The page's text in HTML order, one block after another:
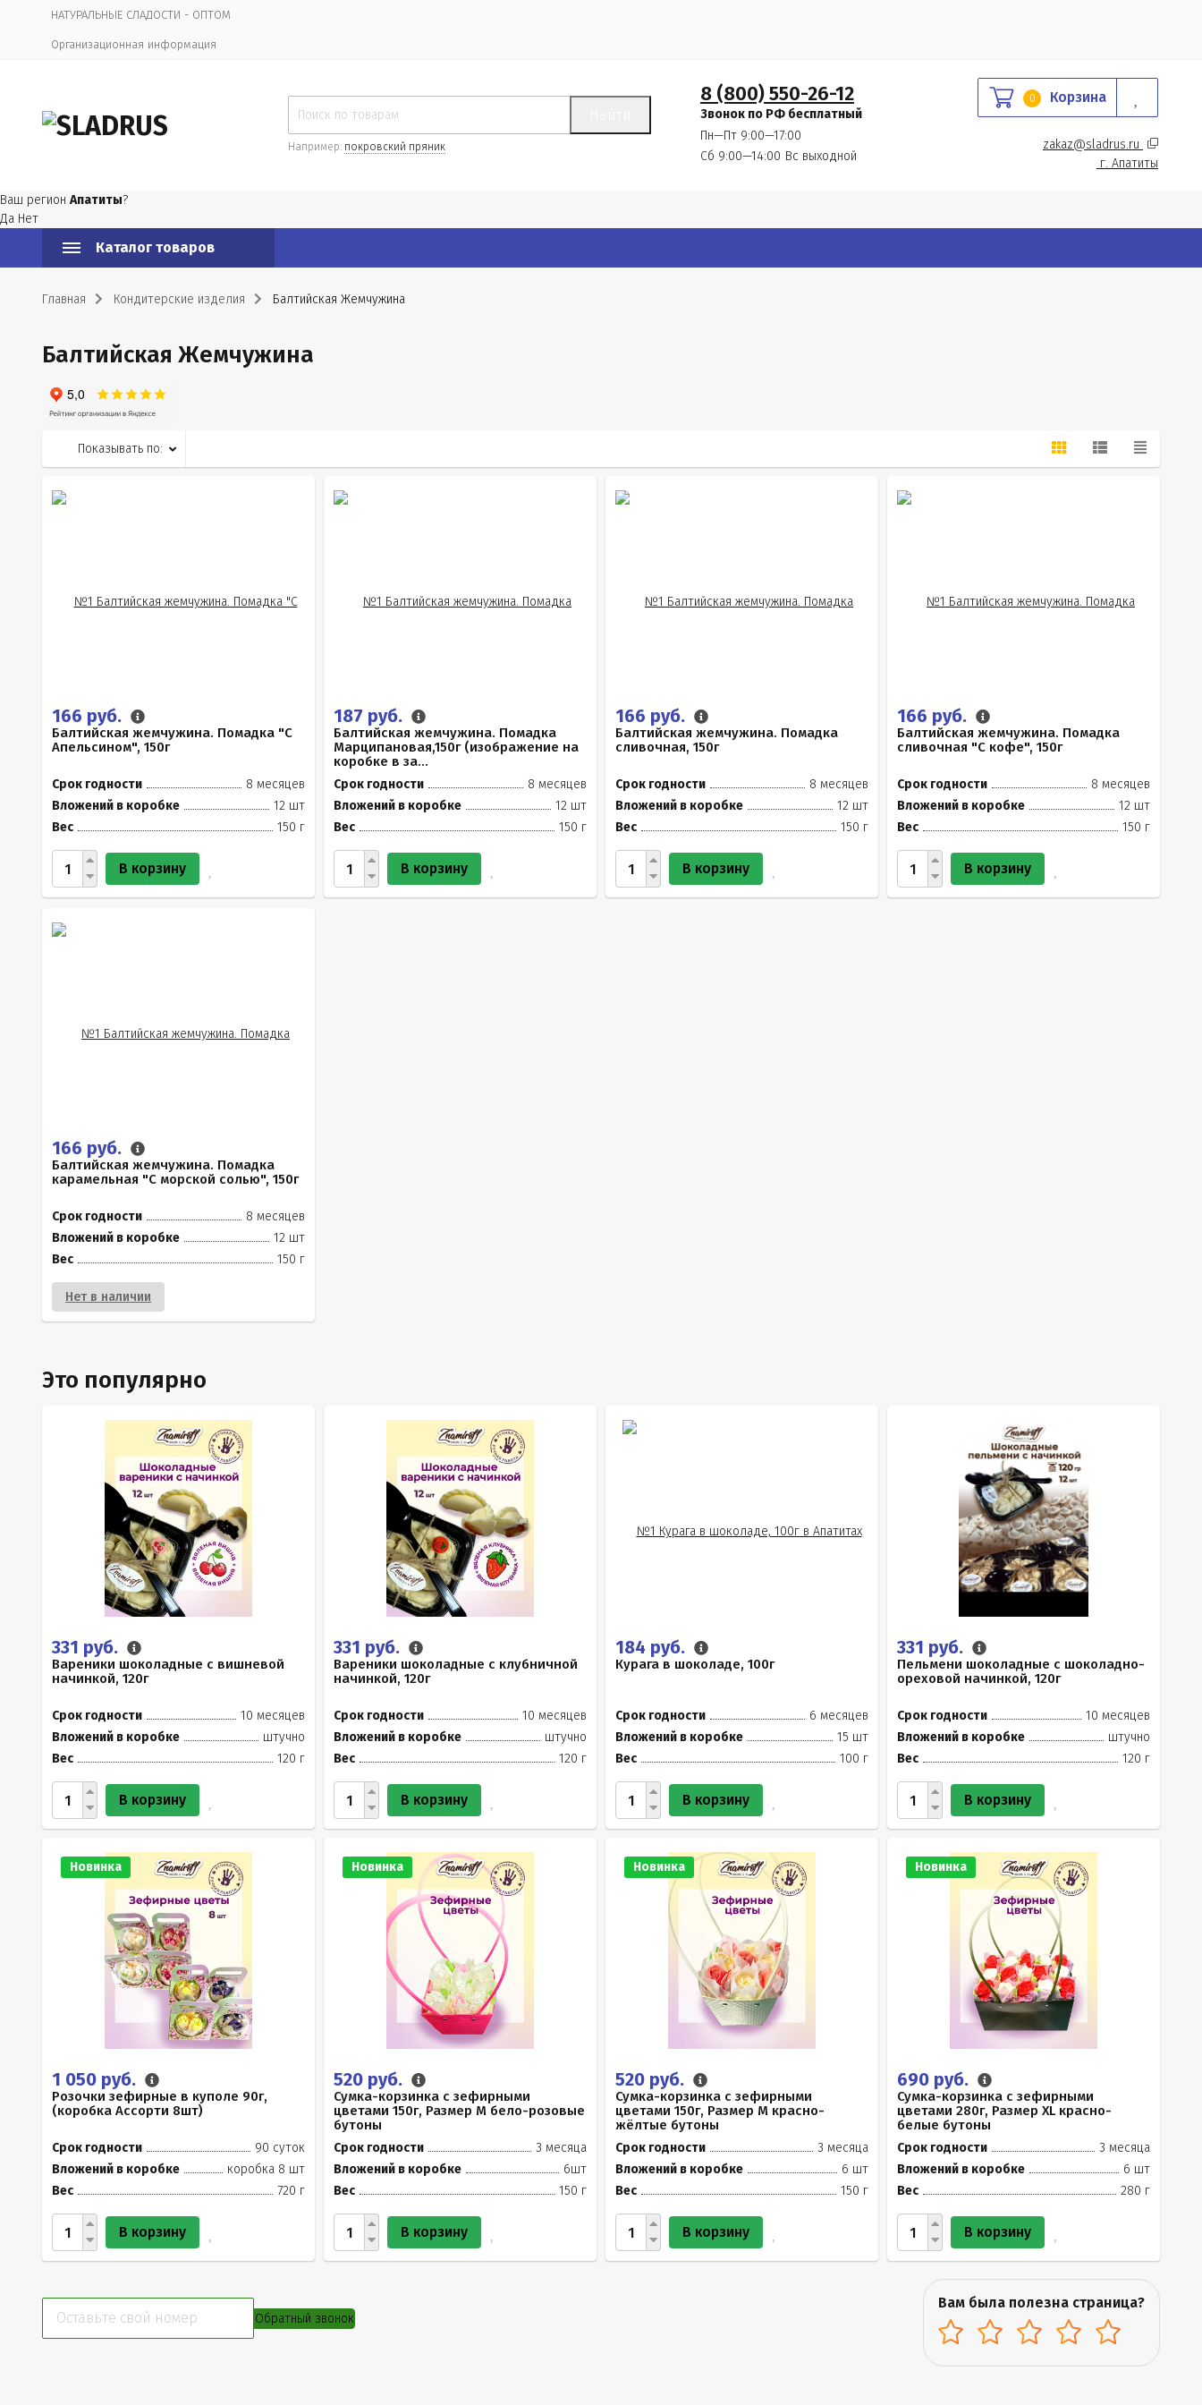
НАТУРАЛЬНЫЕ СЛАДОСТИ - ОПТОМ
Организационная информация
Например: покровский пряник
8 (800) 550-26-12
Звонок по РФ бесплатный
Пн—Пт 9:00—17:00
Сб 9:00—14:00 Вс выходной
0 Корзина
zakaz@sladrus.ru
г. Апатиты
Ваш регион Апатиты?
Да Нет
Каталог товаров
Главная Кондитерские изделия Балтийская Жемчужина
Балтийская Жемчужина
Показывать по:
166 руб.
Балтийская жемчужина. Помадка "С
Апельсином", 150г
Срок годности
8 месяцев
Вложений в коробке
12 шт
Вес
150 г
В корзину
187 руб.
Балтийская жемчужина. Помадка
Марципановая,150г (изображение на
коробке в за...
Срок годности
8 месяцев
Вложений в коробке
12 шт
Вес
150 г
В корзину
166 руб.
Балтийская жемчужина. Помадка
сливочная, 150г
Срок годности
8 месяцев
Вложений в коробке
12 шт
Вес
150 г
В корзину
166 руб.
Балтийская жемчужина. Помадка
сливочная "С кофе", 150г
Срок годности
8 месяцев
Вложений в коробке
12 шт
Вес
150 г
В корзину
166 руб.
Балтийская жемчужина. Помадка
карамельная "С морской солью", 150г
Срок годности
8 месяцев
Вложений в коробке
12 шт
Вес
150 г
Нет в наличии
Это популярно
331 руб.
Вареники шоколадные с вишневой
начинкой, 120г
Срок годности
10 месяцев
Вложений в коробке
штучно
Вес
120 г
В корзину
331 руб.
Вареники шоколадные с клубничной
начинкой, 120г
Срок годности
10 месяцев
Вложений в коробке
штучно
Вес
120 г
В корзину
184 руб.
Курага в шоколаде, 100г
Срок годности
6 месяцев
Вложений в коробке
15 шт
Вес
100 г
В корзину
331 руб.
Пельмени шоколадные с шоколадно-
ореховой начинкой, 120г
Срок годности
10 месяцев
Вложений в коробке
штучно
Вес
120 г
В корзину
Новинка
1 050 руб.
Розочки зефирные в куполе 90г,
(коробка Ассорти 8шт)
Срок годности
90 суток
Вложений в коробке
коробка 8 шт
Вес
720 г
В корзину
Новинка
520 руб.
Сумка-корзинка с зефирными
цветами 150г, Размер М бело-розовые
бутоны
Срок годности
3 месяца
Вложений в коробке
6шт
Вес
150 г
В корзину
Новинка
520 руб.
Сумка-корзинка с зефирными
цветами 150г, Размер М красно-
жёлтые бутоны
Срок годности
3 месяца
Вложений в коробке
6 шт
Вес
150 г
В корзину
Новинка
690 руб.
Сумка-корзинка с зефирными
цветами 280г, Размер XL красно-
белые бутоны
Срок годности
3 месяца
Вложений в коробке
6 шт
Вес
280 г
В корзину
Обратный звонок
Вам была полезна страница?